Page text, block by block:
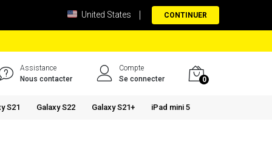
United States CONTINUER
Assistance
Nous contacter
Compte
Se connecter
0
S21 Galaxy S22 Galaxy S21+ iPad mini 5